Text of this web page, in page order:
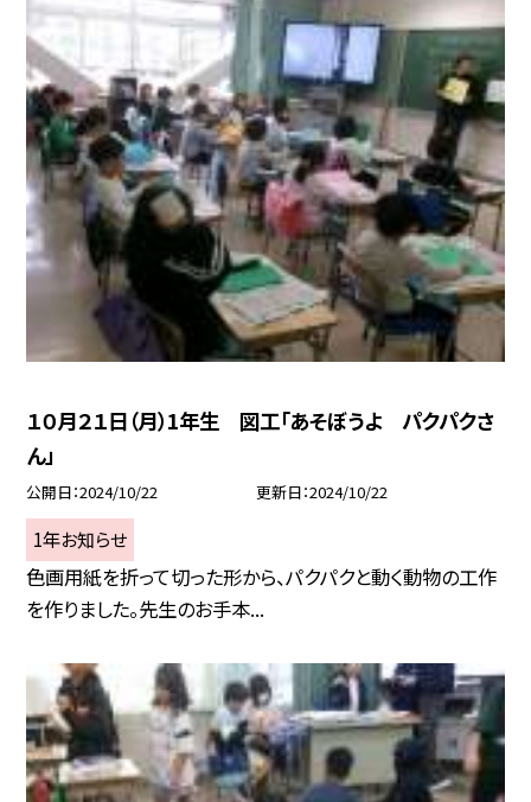
１０月２１日（月）1年生 図工「あそぼうよ パクパクさ
ん」
公開日 2024/10/22 更新日 2024/10/22
1年お知らせ
色画用紙を折って切った形から、パクパクと動く動物の工作
を作りました。先生のお手本...